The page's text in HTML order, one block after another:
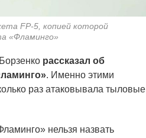
FP-5, копией которой
«Фламинго»
рассказал об
. Именно этими
раз атаковывала тыловые
нельзя назвать